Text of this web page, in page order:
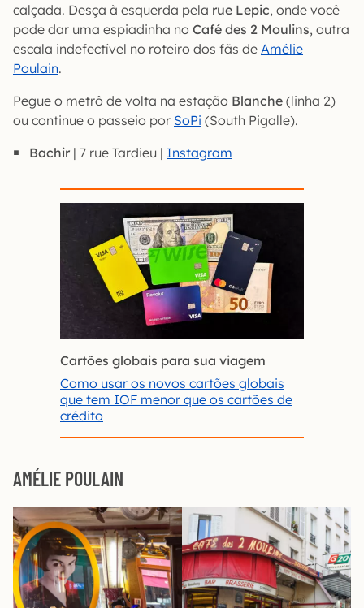
calçada. Desça à esquerda pela rue Lepic, onde você
pode dar uma espiadinha no Café des 2 Moulins, outra
escala indefectível no roteiro dos fãs de Amélie
Poulain.
Pegue o metrô de volta na estação Blanche (linha 2)
ou continue o passeio por SoPi (South Pigalle).
Bachir | 7 rue Tardieu | Instagram
Cartões globais para sua viagem
Como usar os novos cartões globais
que tem IOF menor que os cartões de
crédito
AMÉLIE POULAIN